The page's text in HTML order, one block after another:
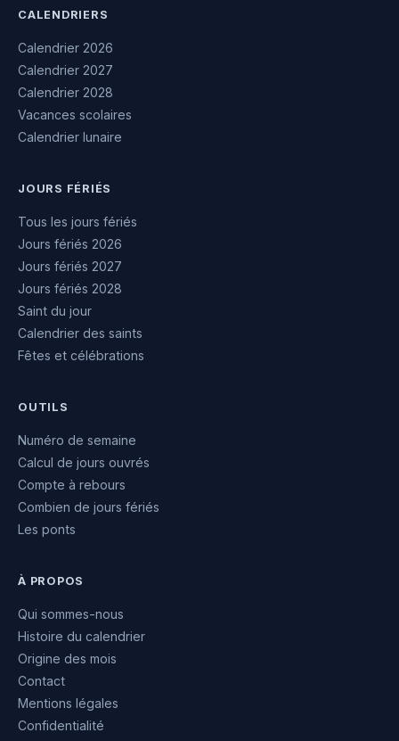
CALENDRIERS
Calendrier 2026
Calendrier 2027
Calendrier 2028
Vacances scolaires
Calendrier lunaire
JOURS FÉRIÉS
Tous les jours fériés
Jours fériés 2026
Jours fériés 2027
Jours fériés 2028
Saint du jour
Calendrier des saints
Fêtes et célébrations
OUTILS
Numéro de semaine
Calcul de jours ouvrés
Compte à rebours
Combien de jours fériés
Les ponts
À PROPOS
Qui sommes-nous
Histoire du calendrier
Origine des mois
Contact
Mentions légales
Confidentialité